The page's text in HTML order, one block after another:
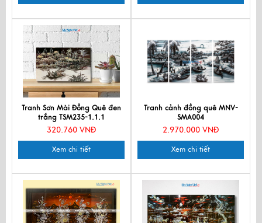
Tranh Sơn Mài Đồng Quê đen
trắng TSM235-1.1.1
320.760 VNĐ
Xem chi tiết
Tranh cảnh đồng quê MNV-
SMA004
2.970.000 VNĐ
Xem chi tiết